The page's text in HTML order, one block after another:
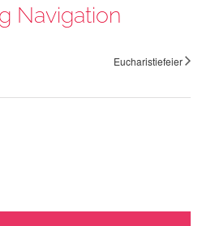
Navigation
Eucharistiefeier